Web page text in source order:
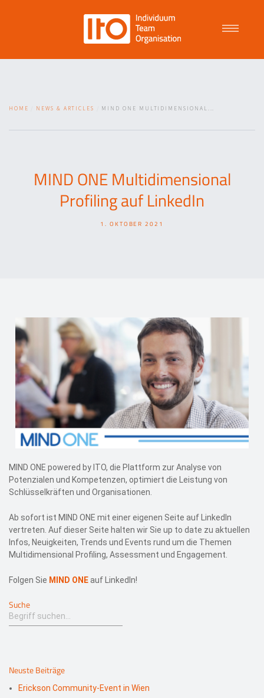
EN
HOME NEWS & ARTICLES MIND ONE MULTIDIMENSIONAL...
MIND ONE Multidimensional
Profiling auf LinkedIn
1. OKTOBER 2021
MIND ONE powered by ITO, die Plattform zur Analyse von
Potenzialen und Kompetenzen, optimiert die Leistung von
Schlüsselkräften und Organisationen.
Ab sofort ist MIND ONE mit einer eigenen Seite auf LinkedIn
vertreten. Auf dieser Seite halten wir Sie up to date zu aktuellen
Infos, Neuigkeiten, Trends und Events rund um die Themen
Multidimensional Profiling, Assessment und Engagement.
Folgen Sie MIND ONEauf LinkedIn!
Suche
Neuste Beiträge
Erickson Community-Event in Wien